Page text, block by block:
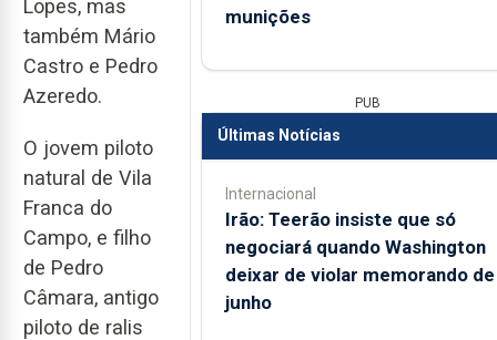
Lopes, mas
também Mário
Castro e Pedro
Azeredo.
O jovem piloto
natural de Vila
Franca do
Campo, e filho
de Pedro
Câmara, antigo
piloto de ralis
munições
PUB
Últimas Notícias
Internacional
Irão: Teerão insiste que só
negociará quando Washington
deixar de violar memorando de
junho